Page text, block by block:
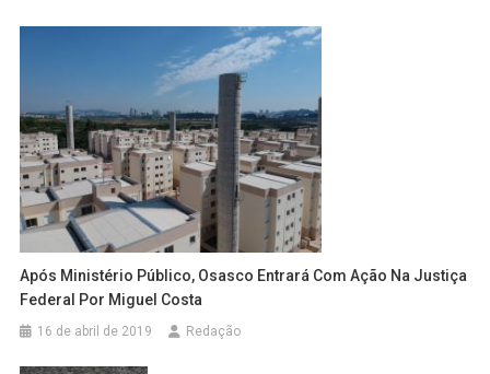
Após Ministério Público, Osasco Entrará Com Ação Na Justiça
Federal Por Miguel Costa
16 de abril de 2019 Redação